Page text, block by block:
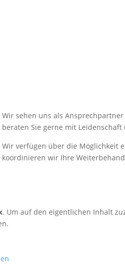
Wir sehen uns als
beraten Sie gerne mit
Wir verfügen über die Möglichkeit
koordinieren wir Ihre
. Um auf den eigentlichen Inhalt